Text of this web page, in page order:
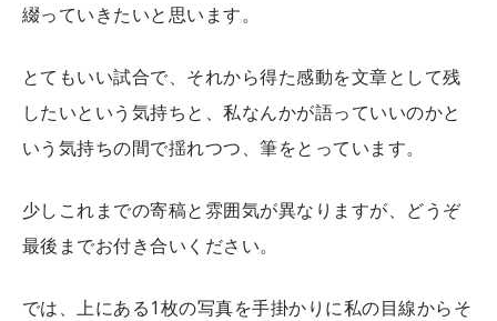
綴っていきたいと思います。
とてもいい試合で、それから得た感動を文章として残
したいという気持ちと、私なんかが語っていいのかと
いう気持ちの間で揺れつつ、筆をとっています。
少しこれまでの寄稿と雰囲気が異なりますが、どうぞ
最後までお付き合いください。
では、上にある1枚の写真を手掛かりに私の目線からそ